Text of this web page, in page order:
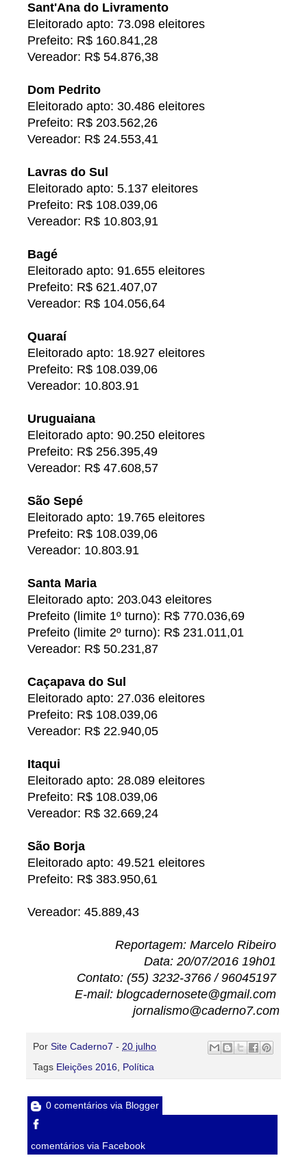
Sant'Ana do Livramento
Eleitorado apto: 73.098 eleitores
Prefeito: R$ 160.841,28
Vereador: R$ 54.876,38
Dom Pedrito
Eleitorado apto: 30.486 eleitores
Prefeito: R$ 203.562,26
Vereador: R$ 24.553,41
Lavras do Sul
Eleitorado apto: 5.137 eleitores
Prefeito: R$ 108.039,06
Vereador: R$ 10.803,91
Bagé
Eleitorado apto: 91.655 eleitores
Prefeito: R$ 621.407,07
Vereador: R$ 104.056,64
Quaraí
Eleitorado apto: 18.927 eleitores
Prefeito: R$ 108.039,06
Vereador: 10.803.91
Uruguaiana
Eleitorado apto: 90.250 eleitores
Prefeito: R$ 256.395,49
Vereador: R$ 47.608,57
São Sepé
Eleitorado apto: 19.765 eleitores
Prefeito: R$ 108.039,06
Vereador: 10.803.91
Santa Maria
Eleitorado apto: 203.043 eleitores
Prefeito (limite 1º turno): R$ 770.036,69
Prefeito (limite 2º turno): R$ 231.011,01
Vereador: R$ 50.231,87
Caçapava do Sul
Eleitorado apto: 27.036 eleitores
Prefeito: R$ 108.039,06
Vereador: R$ 22.940,05
Itaqui
Eleitorado apto: 28.089 eleitores
Prefeito: R$ 108.039,06
Vereador: R$ 32.669,24
São Borja
Eleitorado apto: 49.521 eleitores
Prefeito: R$ 383.950,61
Vereador: 45.889,43
Reportagem: Marcelo Ribeiro
Data: 20/07/2016 19h01
Contato: (55) 3232-3766 / 96045197
E-mail: blogcadernosete@gmail.com
jornalismo@caderno7.com
Por Site Caderno7 - 20 julho
Tags Eleições 2016 Política
0 comentários via Blogger
comentários via Facebook